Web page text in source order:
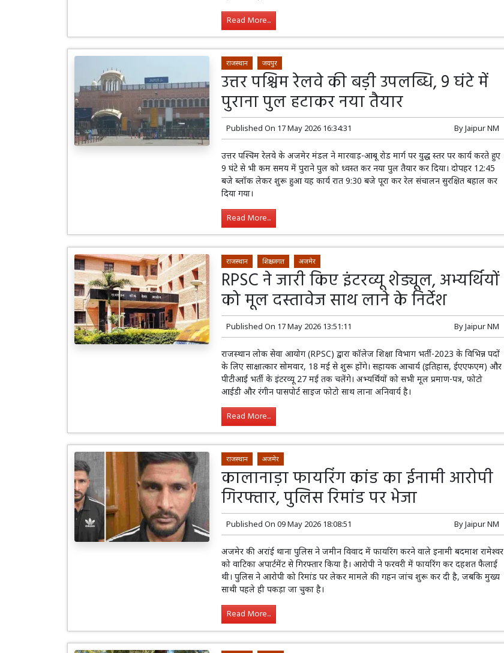
Read More...
राजस्थान जयपुर
उत्तर पश्चिम रेलवे की बड़ी उपलब्धि, 9 घंटे में
पुराना पुल हटाकर नया तैयार
Published On 17 May 2026 16:34:31 ByJaipur NM
उत्तर पश्चिम रेलवे के अजमेर मंडल ने मारवाड़-आबू रोड मार्ग पर युद्ध स्तर पर कार्य करते हुए
9 घंटे से भी कम समय में पुराने पुल को ध्वस्त कर नया पुल तैयार कर दिया। दोपहर 12:45
बजे ब्लॉक लेकर शुरू हुआ यह कार्य रात 9:30 बजे पूरा कर रेल संचालन सुरक्षित बहाल कर
दिया गया।
Read More...
राजस्थान शिक्षा जगत अजमेर
RPSC ने जारी किए इंटरव्यू शेड्यूल, अभ्यर्थियों
को मूल दस्तावेज साथ लाने के निर्देश
Published On 17 May 2026 13:51:11 ByJaipur NM
राजस्थान लोक सेवा आयोग (RPSC) द्वारा कॉलेज शिक्षा विभाग भर्ती-2023 के विभिन्न पदों
के लिए साक्षात्कार सोमवार, 18 मई से शुरू होंगे। सहायक आचार्य (इतिहास, ईएएफएम) और
पीटीआई भर्ती के इंटरव्यू 27 मई तक चलेंगे। अभ्यर्थियों को सभी मूल प्रमाण-पत्र, फोटो
आईडी और रंगीन पासपोर्ट साइज फोटो साथ लाना अनिवार्य है।
Read More...
राजस्थान अजमेर
कालानाड़ा फायरिंग कांड का ईनामी आरोपी
गिरफ्तार, पुलिस रिमांड पर भेजा
Published On 09 May 2026 18:08:51 ByJaipur NM
अजमेर की अरांई थाना पुलिस ने जमीन विवाद में फायरिंग करने वाले इनामी बदमाश रामेश्वर
को वाटिका अपार्टमेंट से गिरफ्तार किया है। आरोपी ने फरवरी में फायरिंग कर दहशत फैलाई
थी। पुलिस ने आरोपी को रिमांड पर लेकर मामले की गहन जांच शुरू कर दी है, जबकि मुख्य
साथी पहले ही पकड़ा जा चुका है।
Read More...